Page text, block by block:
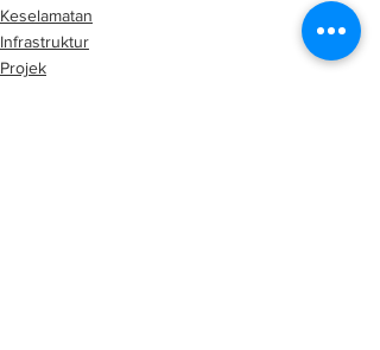
Keselamatan
Infrastruktur
Projek